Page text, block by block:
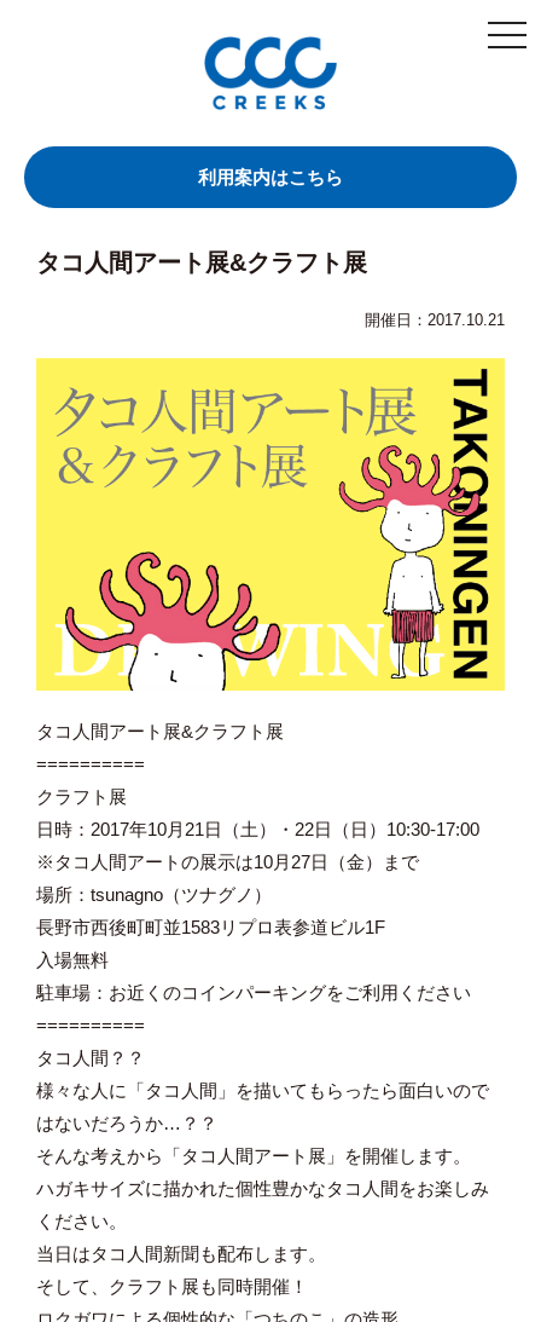
利用案内はこちら
タコ人間アート展&クラフト展
開催日：2017.10.21
タコ人間アート展&クラフト展
==========
クラフト展
日時：2017年10月21日（土）・22日（日）10:30-17:00
※タコ人間アートの展示は10月27日（金）まで
場所：tsunagno（ツナグノ）
長野市西後町町並1583リプロ表参道ビル1F
入場無料
駐車場：お近くのコインパーキングをご利用ください
==========
タコ人間？？
様々な人に「タコ人間」を描いてもらったら面白いので
はないだろうか…？？
そんな考えから「タコ人間アート展」を開催します。
ハガキサイズに描かれた個性豊かなタコ人間をお楽しみ
ください。
当日はタコ人間新聞も配布します。
そして、クラフト展も同時開催！